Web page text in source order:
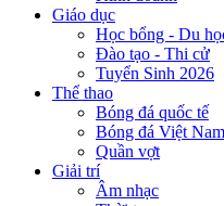
Giáo dục
Học bổng - Du
Đào tạo - Thi cử
Tuyển Sinh 2026
Thể thao
Bóng đá quốc tế
Bóng đá Việt Nam
Quần vợt
Giải trí
Âm nhạc